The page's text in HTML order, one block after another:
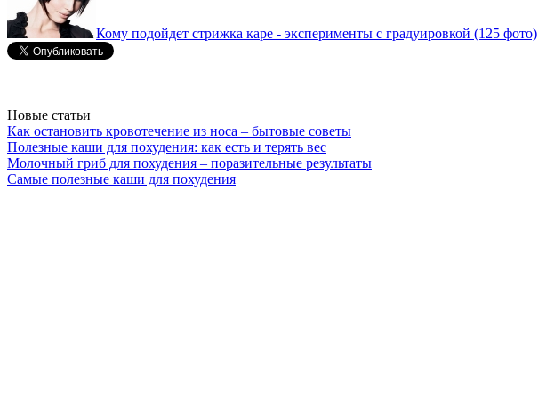
Кому подойдет стрижка каре - эксперименты с градуировкой (125 фото)
Новые статьи
Как остановить кровотечение из носа – бытовые советы
Полезные каши для похудения: как есть и терять вес
Молочный гриб для похудения – поразительные результаты
Самые полезные каши для похудения